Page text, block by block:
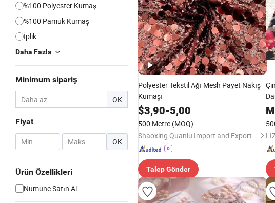
%100 Polyester Kumaş
%100 Pamuk Kumaş
İplik
Daha Fazla
Minimum sipariş
OK
Fiyat
- OK
Ürün Özellikleri
Numune Satın Al
Polyester Tekstil Ağı Mesh Payet Nakış
Kumaşı
$3,90-5,00
500 Metre (MOQ)
Shaoxing Quanlu Import and Export Co., Ltd.
Talep Gönder